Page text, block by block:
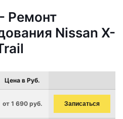
Ремонт
Nissan X-
Цена в Руб.
от 1 690 руб. Записаться